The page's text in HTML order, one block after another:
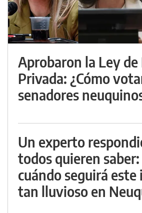
Aprobaron la Ley de
Privada: ¿Cómo
senadores
Un experto
todos quieren
cuándo seguirá
tan lluvioso en